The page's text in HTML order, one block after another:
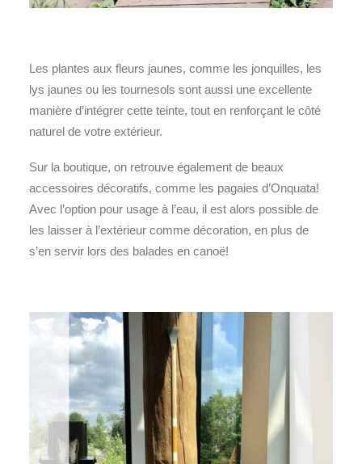
Les plantes aux fleurs jaunes, comme les jonquilles, les
lys jaunes ou les tournesols sont aussi une excellente
manière d’intégrer cette teinte, tout en renforçant le côté
naturel de votre extérieur.
Sur la boutique, on retrouve également de beaux
accessoires décoratifs, comme les pagaies d’Onquata!
Avec l’option pour usage à l’eau, il est alors possible de
les laisser à l’extérieur comme décoration, en plus de
s’en servir lors des balades en canoë!